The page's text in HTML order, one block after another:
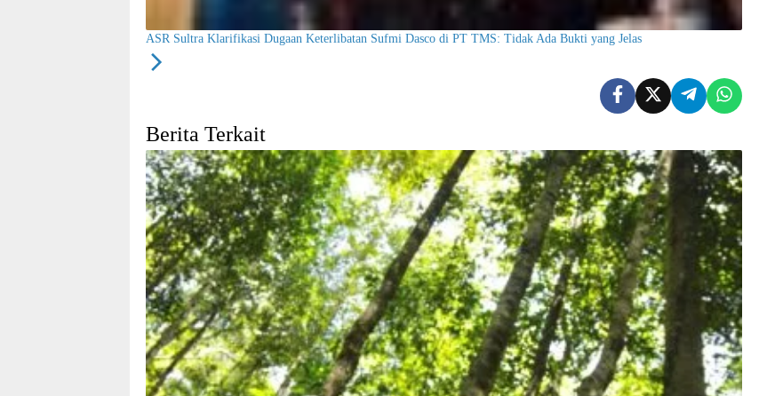
ASR Sultra Klarifikasi Dugaan Keterlibatan Sufmi Dasco di PT TMS: Tidak Ada Bukti yang Jelas
Berita Terkait